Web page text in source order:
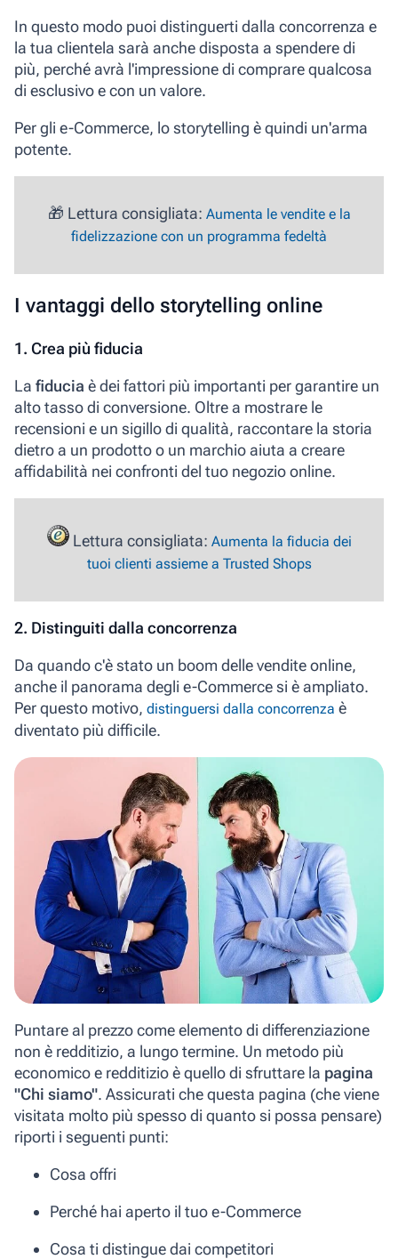
In questo modo puoi distinguerti dalla concorrenza e
la tua clientela sarà anchedisposta a spendere di
più, perché avrà l'impressione di comprare qualcosa
di esclusivo e con un valore.
Per gli e-Commerce, lo storytelling è quindi un'arma
potente.
🎁 Lettura consigliata: Aumenta le vendite e la
fidelizzazione con un programma fedeltà
I vantaggi dello storytelling online
1. Crea più fiducia
La fiducia è dei fattori più importanti per garantire un
alto tasso di conversione. Oltre a mostrare le
recensioni e un sigillo di qualità, raccontare la storia
dietro a un prodotto o un marchio aiuta a creare
affidabilità nei confronti del tuo negozio online.
Lettura consigliata: Aumenta la fiducia dei
tuoi clienti assieme a Trusted Shops
2. Distinguiti dalla concorrenza
Da quando c'è stato un boom delle vendite online,
anche il panorama degli e-Commerce si è ampliato.
Per questo motivo, distinguersi dalla concorrenza è
diventato più difficile.
Puntare al prezzo come elemento di differenziazione
non è redditizio, a lungo termine. Un metodo più
economico e redditizio è quello di sfruttare la pagina
"Chi siamo". Assicurati che questa pagina (che viene
visitata molto più spesso di quanto si possa pensare)
riporti i seguenti punti:
Cosa offri
Perché hai aperto il tuo e-Commerce
Cosa ti distingue dai competitori